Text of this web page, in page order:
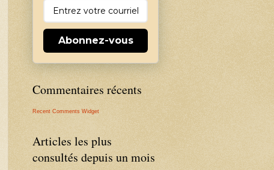
Abonnez-vous
Commentaires récents
Recent Comments Widget
Articles les plus
consultés depuis un mois